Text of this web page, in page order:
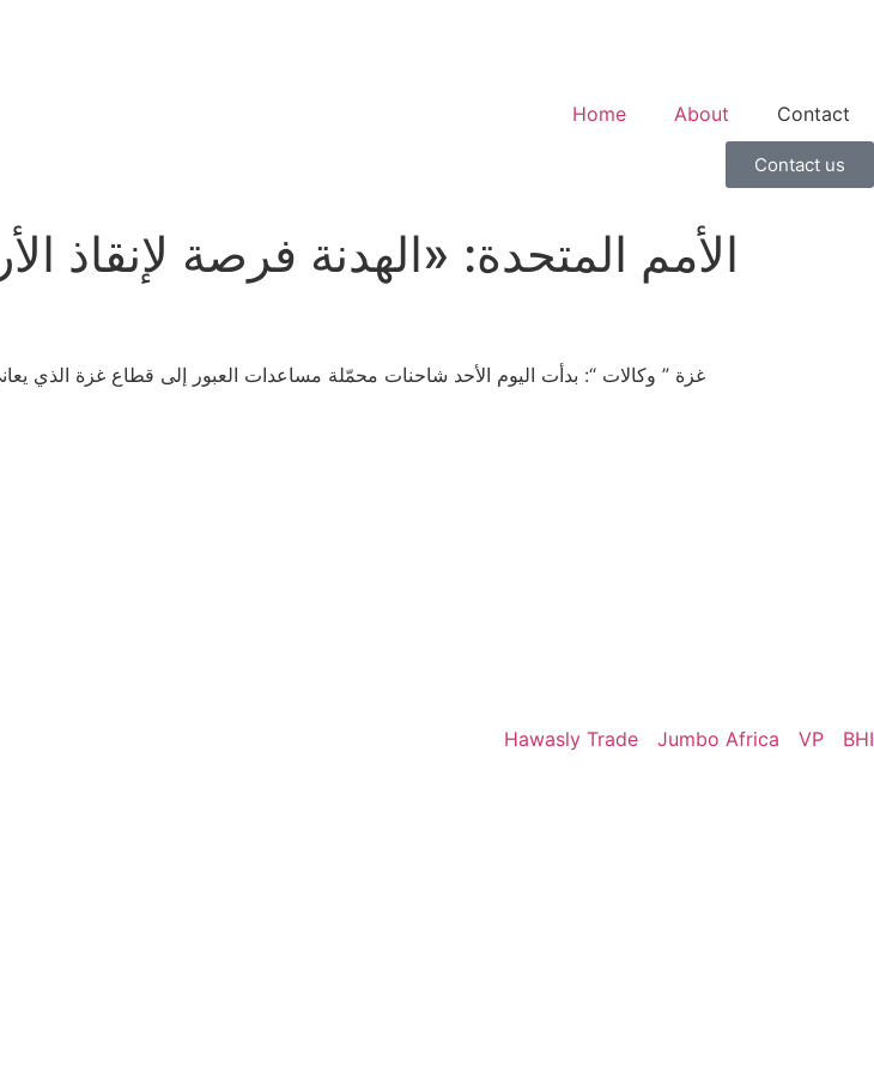
Home About Contact
Contact us
الأمم المتحدة: «الهدنة فرصة
غزة ” وكالات “: بدأت اليوم الأحد شاحنات محمّلة مساعدات العبور إلى قطاع غزة الذي
Hawasly Trade Jumbo Africa VP BHI